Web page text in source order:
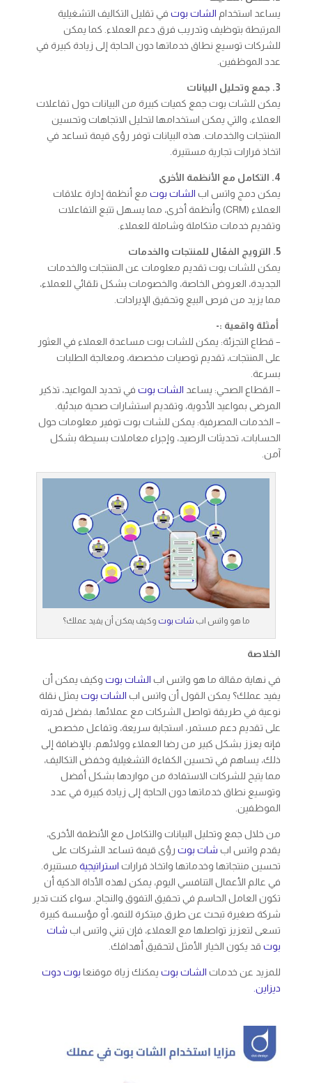
يساعد استخدام الشات بوتفي تقليل التكاليف التشغيلية
المرتبطة بتوظيف وتدريب فرق دعم العملاء. كما يمكن
للشركات توسيع نطاق خدماتها دون الحاجة إلى زيادة كبيرة في
عدد الموظفين.
3. جمع وتحليل البيانات
يمكن للشات بوت جمع كميات كبيرة من البيانات حول تفاعلات
العملاء، والتي يمكن استخدامها لتحليل الاتجاهات وتحسين
المنتجات والخدمات. هذه البيانات توفر رؤى قيمة تساعد في
اتخاذ قرارات تجارية مستنيرة.
4. التكامل مع الأنظمة الأخرى
يمكن دمج واتس اب الشات بوتمع أنظمة إدارة علاقات
العملاء (CRM) وأنظمة أخرى، مما يسهل تتبع التفاعلات
وتقديم خدمات متكاملة وشاملة للعملاء.
5. الترويج الفعّال للمنتجات والخدمات
يمكن للشات بوت تقديم معلومات عن المنتجات والخدمات
الجديدة، العروض الخاصة، والخصومات بشكل تلقائي للعملاء،
مما يزيد من فرص البيع وتحقيق الإيرادات.
أمثلة واقعية :-
– قطاع التجزئة: يمكن للشات بوت مساعدة العملاء في العثور
على المنتجات، تقديم توصيات مخصصة، ومعالجة الطلبات
بسرعة.
– القطاع الصحي: يساعد الشات بوتفي تحديد المواعيد، تذكير
المرضى بمواعيد الأدوية، وتقديم استشارات صحية مبدئية.
– الخدمات المصرفية: يمكن للشات بوت توفير معلومات حول
الحسابات، تحديثات الرصيد، وإجراء معاملات بسيطة بشكل
آمن.
ما هو واتس اب شات بوت وكيف يمكن أن يفيد عملك؟
الخلاصة
في نهاية مقالة ما هو واتس اب الشات بوتوكيف يمكن أن
يفيد عملك؟ يمكن القول أن واتس اب الشات بوتيمثل نقلة
نوعية في طريقة تواصل الشركات مع عملائها. بفضل قدرته
على تقديم دعم مستمر، استجابة سريعة، وتفاعل مخصص،
فإنه يعزز بشكل كبير من رضا العملاء وولائهم. بالإضافة إلى
ذلك، يساهم في تحسين الكفاءة التشغيلية وخفض التكاليف،
مما يتيح للشركات الاستفادة من مواردها بشكل أفضل
وتوسيع نطاق خدماتها دون الحاجة إلى زيادة كبيرة في عدد
الموظفين.
من خلال جمع وتحليل البيانات والتكامل مع الأنظمة الأخرى،
يقدم واتس اب شات بوترؤى قيمة تساعد الشركات على
تحسين منتجاتها وخدماتها واتخاذ قرارات استراتيجيةمستنيرة.
في عالم الأعمال التنافسي اليوم، يمكن لهذه الأداة الذكية أن
تكون العامل الحاسم في تحقيق التفوق والنجاح. سواء كنت تدير
شركة صغيرة تبحث عن طرق مبتكرة للنمو، أو مؤسسة كبيرة
تسعى لتعزيز تواصلها مع العملاء، فإن تبني واتس اب شات
بوتقد يكون الخيار الأمثل لتحقيق أهدافك.
للمزيد عن خدمات الشات بوتيمكنك زياة موقنعابوت دوت
ديزاين.